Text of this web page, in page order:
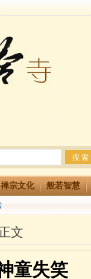
渡群蒙盂兰盆
禅宗文化 般若智慧
文
童失笑